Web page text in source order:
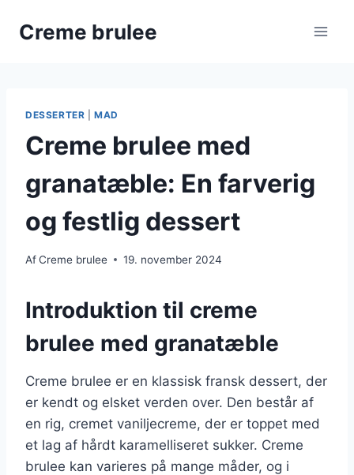
Creme brulee
DESSERTER |MAD
Creme brulee med
granatæble: En farverig
og festlig dessert
AfCreme brulee 19. november 2024
Introduktion til creme
brulee med granatæble
Creme brulee er en klassisk fransk dessert, der
er kendt og elsket verden over. Den består af
en rig, cremet vaniljecreme, der er toppet med
et lag af hårdt karamelliseret sukker. Creme
brulee kan varieres på mange måder, og i